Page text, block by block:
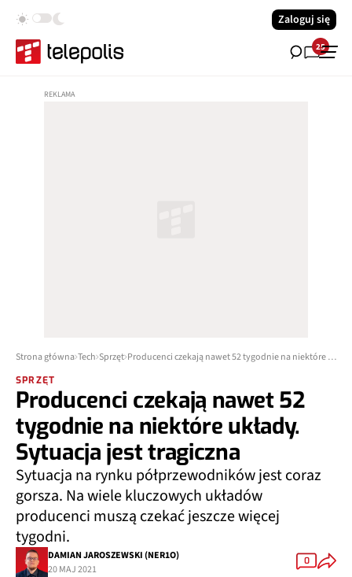
Zaloguj się
25
Strona główna Tech Sprzęt Producenci czekają nawet 52 tygodnie na niektóre układy. Sytuacja jest tragiczna
SPRZĘT
Producenci czekają nawet 52
tygodnie na niektóre układy.
Sytuacja jest tragiczna
Sytuacja na rynku półprzewodników jest coraz
gorsza. Na wiele kluczowych układów
producenci muszą czekać jeszcze więcej
tygodni.
DAMIAN JAROSZEWSKI (NER1O)
20 MAJ 2021
0